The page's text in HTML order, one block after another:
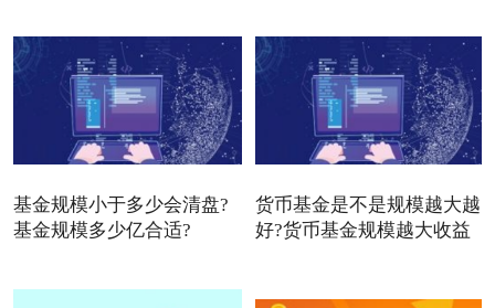
基金规模小于多少会清盘?
基金规模多少亿合适?
货币基金是不是规模越大越
好?货币基金规模越大收益